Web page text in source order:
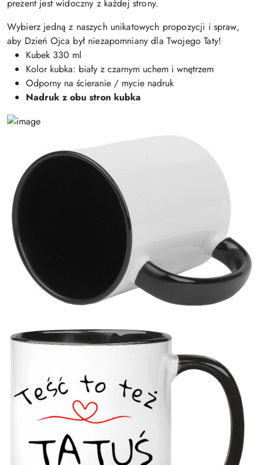
prezent jest widoczny z każdej strony.
Wybierz jedną z naszych unikatowych propozycji i spraw,
aby Dzień Ojca był niezapomniany dla Twojego Taty!
Kubek 330 ml
Kolor kubka: biały z czarnym uchem i wnętrzem
Odporny na ścieranie / mycie nadruk
Nadruk z obu stron kubka